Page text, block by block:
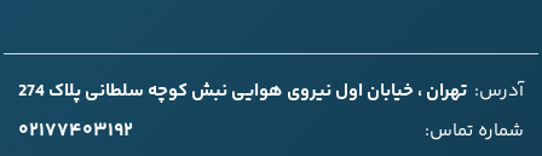
آدرس: تهران ، خیابان اول نیروی هوایی نبش کوچه سلطانی پلاک 274
شماره تماس:
۰۲۱۷۷۴۰۳۱۹۲